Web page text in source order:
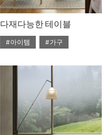
다재다능한 테이블
#아이템
#가구